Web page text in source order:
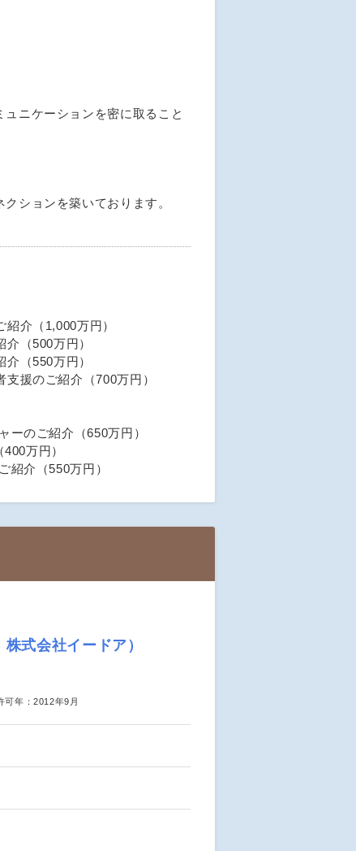
ニケーションを密に取ること
ションを築いております。
介（1,000万円）
（500万円）
（550万円）
援のご紹介（700万円）
のご紹介（650万円）
万円）
紹介（550万円）
式会社イードア）
可年：2012年9月